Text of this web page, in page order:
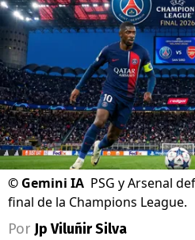
© Gemini IA PSG y Arsenal
final de la Champions League.
Por Jp Viluñir Silva